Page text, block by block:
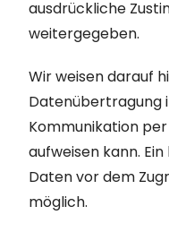
ausdrückliche
weitergegeben.
Wir weisen darauf
Datenübertragung
Kommunikation
aufweisen kann.
Daten vor dem
möglich.